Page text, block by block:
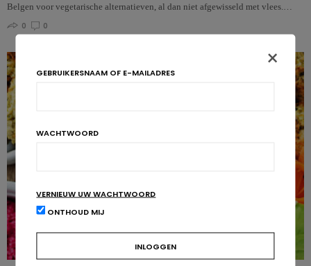
Belgen voor vegetarische alternatieven, al dan niet afgewisseld met vlees.…
0
0
×
GEBRUIKERSNAAM OF E-MAILADRES
WACHTWOORD
VERNIEUW UW WACHTWOORD
ONTHOUD MIJ